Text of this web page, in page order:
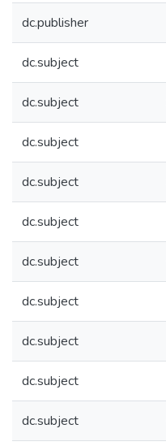
dc.publisher
dc.subject
dc.subject
dc.subject
dc.subject
dc.subject
dc.subject
dc.subject
dc.subject
dc.subject
dc.subject